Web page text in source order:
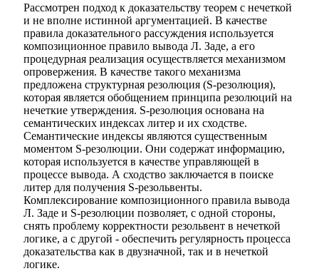
Рассмотрен подход к доказательству теорем с нечеткой
и не вполне истинной аргументацией. В качестве
правила доказательного рассуждения используется
композиционное правило вывода Л. Заде, а его
процедурная реализация осуществляется механизмом
опровержения. В качестве такого механизма
предложена структурная резолюция (S-резолюция),
которая является обобщением принципа резолюций на
нечеткие утверждения. S-резолюция основана на
семантических индексах литер и их сходстве.
Семантические индексы являются существенным
моментом S-резолюции. Они содержат информацию,
которая используется в качестве управляющей в
процессе вывода. А сходство заключается в поиске
литер для получения S-резольвенты.
Комплексирование композиционного правила вывода
Л. Заде и S-резолюции позволяет, с одной стороны,
снять проблему корректности резольвент в нечеткой
логике, а с другой - обеспечить регулярность процесса
доказательства как в двузначной, так и в нечеткой
логике.